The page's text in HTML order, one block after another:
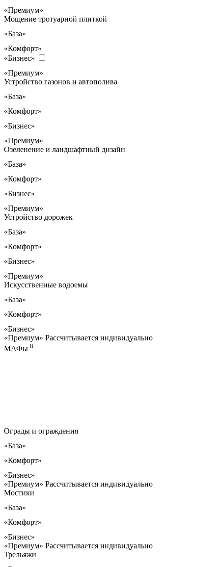
«Премиум»
Мощение тротуарной плиткой
«База»
«Комфорт»
«Бизнес»
«Премиум»
Устройство газонов и автополива
«База»
«Комфорт»
«Бизнес»
«Премиум»
Озеленение и ландшафтный дизайн
«База»
«Комфорт»
«Бизнес»
«Премиум»
Устройство дорожек
«База»
«Комфорт»
«Бизнес»
«Премиум»
Искусственные водоемы
«База»
«Комфорт»
«Бизнес»
«Премиум» Рассчитывается индивидуально
МАФы 8
Ограды и ограждения
«База»
«Комфорт»
«Бизнес»
«Премиум» Рассчитывается индивидуально
Мостики
«База»
«Комфорт»
«Бизнес»
«Премиум» Рассчитывается индивидуально
Трельяжи